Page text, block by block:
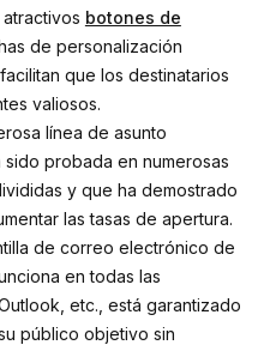
botones de
de personalización
que los destinatarios
valiosos.
línea de asunto
probada en numerosas
y que ha demostrado
las tasas de apertura.
de correo electrónico de
en todas las
etc., está garantizado
público objetivo sin